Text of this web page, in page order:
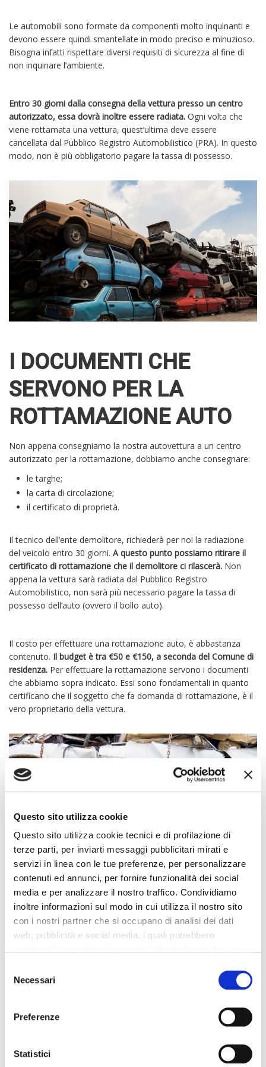
Questo sito utilizza cookie
Questo sito utilizza cookie tecnici e di profilazione di
terze parti, per inviarti messaggi pubblicitari mirati e
servizi in linea con le tue preferenze, per personalizzare
contenuti ed annunci, per fornire funzionalità dei social
media e per analizzare il nostro traffico. Condividiamo
inoltre informazioni sul modo in cui utilizza il nostro sito
con i nostri partner che si occupano di analisi dei dati
web, pubblicità e social media, i quali potrebbero
mera chiusura del banner non comporta l’accettazione
tutti” o selezionando le diverse categorie di cookies
Selection
Necessari
Preferenze
Statistici
Le automobili sono formate da componenti molto inquinanti e
devono essere quindi smantellate in modo preciso e minuzioso.
Bisogna infatti rispettare diversi requisiti di sicurezza al fine di
non inquinare l’ambiente.
Entro 30 giorni dalla consegna della vettura presso un centro
autorizzato, essa dovrà inoltre essere radiata. Ogni volta che
viene rottamata una vettura, quest’ultima deve essere
cancellata dal Pubblico Registro Automobilistico (PRA). In questo
modo, non è più obbligatorio pagare la tassa di possesso.
I DOCUMENTI CHE
SERVONO PER LA
ROTTAMAZIONE AUTO
Non appena consegniamo la nostra autovettura a un centro
autorizzato per la rottamazione, dobbiamo anche consegnare:
le targhe;
la carta di circolazione;
il certificato di proprietà.
Il tecnico dell’ente demolitore, richiederà per noi la radiazione
del veicolo entro 30 giorni. A questo punto possiamo ritirare il
certificato di rottamazione che il demolitore ci rilascerà. Non
appena la vettura sarà radiata dal Pubblico Registro
Automobilistico, non sarà più necessario pagare la tassa di
possesso dell’auto (ovvero il bollo auto).
Il costo per effettuare una rottamazione auto, è abbastanza
contenuto. Il budget è tra €50 e €150, a seconda del Comune di
residenza. Per effettuare la rottamazione servono i documenti
che abbiamo sopra indicato. Essi sono fondamentali in quanto
certificano che il soggetto che fa domanda di rottamazione, è il
vero proprietario della vettura.
I CONTROLLI
Attenzione: consigliamo di effettuare delle verifiche per
. Tale
evenienza sussiste nel caso in cui abbiamo, ad esempio,
precedenza di fermi amministrativi. In questo caso un controllo
in più è sempre qualcosa di ottimale.
Ricordiamo infatti che non è possibile effettuare la rottamazione